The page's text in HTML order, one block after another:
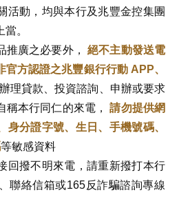
活動，均與本行及兆豐金控集團
。
推廣之必要外，絕不主動發送電
方認證之兆豐銀行行動 APP、
辦理貸款、投資諮詢、申辦或要求
稱本行同仁的來電，請勿提供網
身分證字號、生日、手機號碼、
等敏感資料
回撥不明來電，請重新撥打本行
聯絡信箱或165反詐騙諮詢專線